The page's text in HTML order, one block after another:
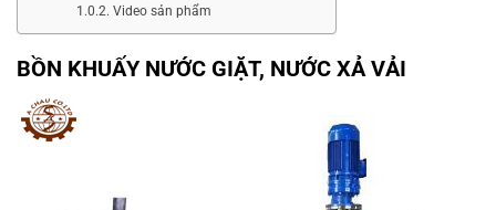
Video sản phẩm
BỒN KHUẤY NƯỚC GIẶT, NƯỚC XẢ VẢI